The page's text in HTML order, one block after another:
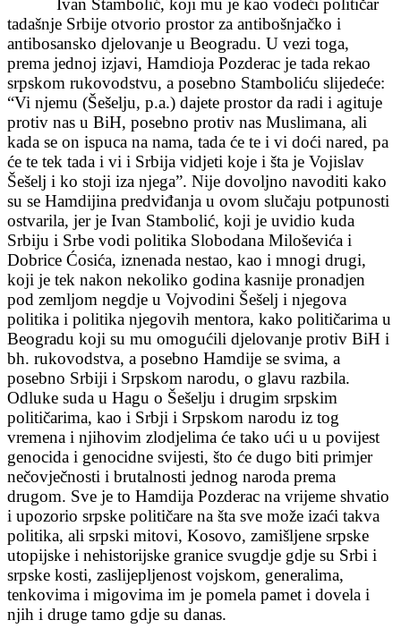
Ivan Stambolić, koji mu je kao vodeći političar
tadašnje Srbije otvorio prostor za antibošnjačko i
antibosansko djelovanje u Beogradu. U vezi toga,
prema jednoj izjavi, Hamdioja Pozderac je tada rekao
srpskom rukovodstvu, a posebno Stamboliću slijedeće:
“Vi njemu (Šešelju, p.a.) dajete prostor da radi i agituje
protiv nas u BiH, posebno protiv nas Muslimana, ali
kada se on ispuca na nama, tada će te i vi doći nared, pa
će te tek tada i vi i Srbija vidjeti koje i šta je Vojislav
Šešelj i ko stoji iza njega”. Nije dovoljno navoditi kako
su se Hamdijina predviđanja u ovom slučaju potpunosti
ostvarila, jer je Ivan Stambolić, koji je uvidio kuda
Srbiju i Srbe vodi politika Slobodana Miloševića i
Dobrice Ćosića, iznenada nestao, kao i mnogi drugi,
koji je tek nakon nekoliko godina kasnije pronadjen
pod zemljom negdje u Vojvodini Šešelj i njegova
politika i politika njegovih mentora, kako političarima u
Beogradu koji su mu omogućili djelovanje protiv BiH i
bh. rukovodstva, a posebno Hamdije se svima, a
posebno Srbiji i Srpskom narodu, o glavu razbila.
Odluke suda u Hagu o Šešelju i drugim srpskim
političarima, kao i Srbji i Srpskom narodu iz tog
vremena i njihovim zlodjelima će tako ući u u povijest
genocida i genocidne svijesti, što će dugo biti primjer
nečovječnosti i brutalnosti jednog naroda prema
drugom. Sve je to Hamdija Pozderac na vrijeme shvatio
i upozorio srpske političare na šta sve može izaći takva
politika, ali srpski mitovi, Kosovo, zamišljene srpske
utopijske i nehistorijske granice svugdje gdje su Srbi i
srpske kosti, zaslijepljenost vojskom, generalima,
tenkovima i migovima im je pomela pamet i dovela i
njih i druge tamo gdje su danas.